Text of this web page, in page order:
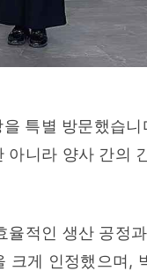
특별 방문했습니
아니라 양사 간의
율적인 생산 공정
크게 인정했으며,